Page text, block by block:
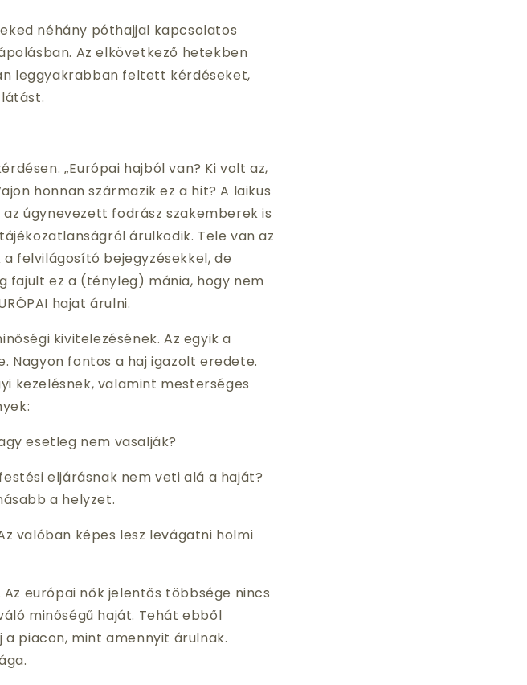
néhány póthajjal kapcsolatos
Az elkövetkező hetekben
leggyakrabban feltett kérdéseket,
„Európai hajból van? Ki volt az,
honnan származik ez a hit? A laikus
úgynevezett fodrász szakemberek is
árulkodik. Tele van az
felvilágosító bejegyzésekkel, de
fajult ez a (tényleg) mánia, hogy nem
hajat árulni.
kivitelezésének. Az egyik a
Nagyon fontos a haj igazolt eredete.
kezelésnek, valamint mesterséges
esetleg nem vasalják?
eljárásnak nem veti alá a haját?
a helyzet.
valóban képes lesz levágatni holmi
európai nők jelentős többsége nincs
minőségű haját. Tehát ebből
a piacon, mint amennyit árulnak.